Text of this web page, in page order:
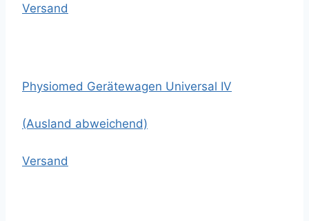
Versand
Physiomed Gerätewagen Universal IV
(Ausland abweichend)
Versand